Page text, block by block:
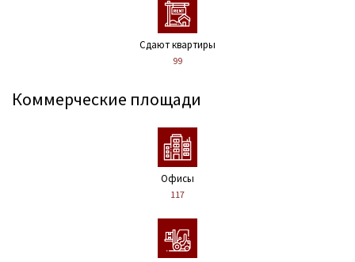
Сдают квартиры
99
Коммерческие площади
Офисы
117